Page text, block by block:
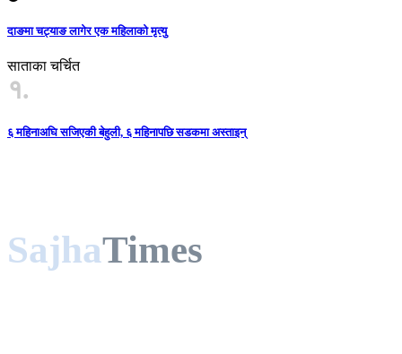
दाङमा चट्याङ लागेर एक महिलाको मृत्यु
साताका चर्चित
१.
६ महिनाअघि सजिएकी बेहुली, ६ महिनापछि सडकमा अस्ताइन्
SajhaTimes